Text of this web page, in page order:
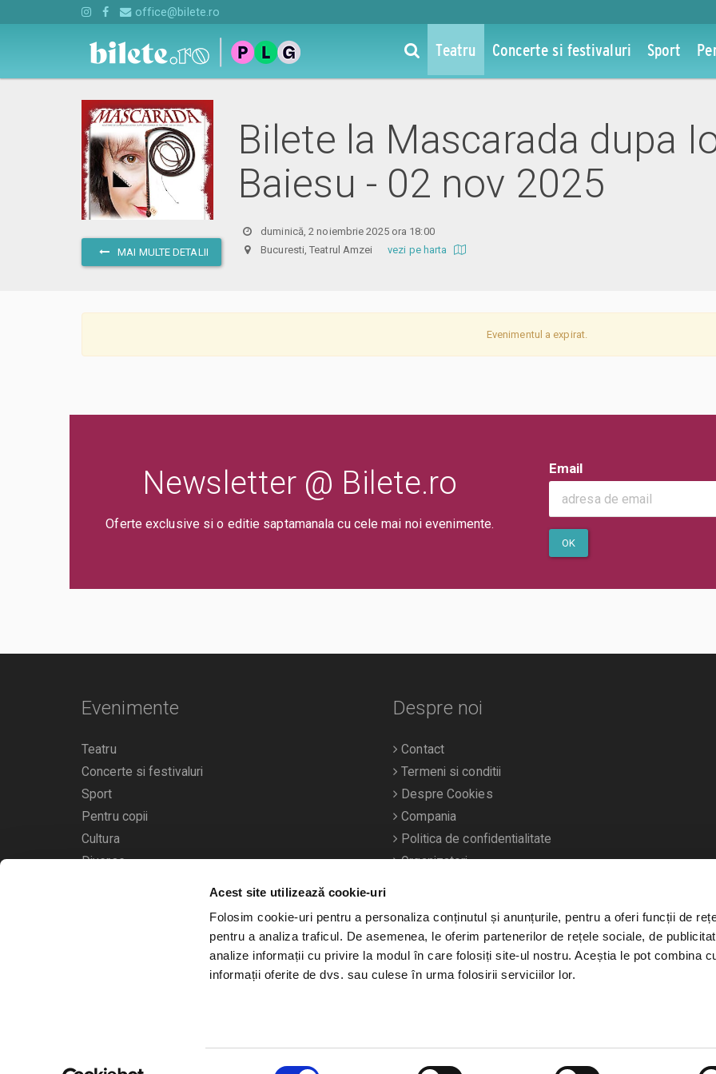
Acest site utilizează cookie-uri
Folosim cookie-uri pentru a personaliza conținutul și anunțurile, pentru a oferi funcții de
pentru a analiza traficul. De asemenea, le oferim partenerilor de rețele sociale, de
analize informații cu privire la modul în care folosiți site-ul nostru. Aceștia le pot combina
informații oferite de dvs. sau culese în urma folosirii serviciilor lor.
office@bilete.ro
Teatru Concerte si festivaluri Sport
MAI MULTE DETALII
Bilete la Mascarada dupa
Baiesu - 02 nov 2025
duminică, 2 noiembrie 2025 ora 18:00
Bucuresti, Teatrul Amzeivezi pe harta
Evenimentul a expirat.
Newsletter @ Bilete.ro
Oferte exclusive si o editie saptamanala cu cele mai noi evenimente.
Email
OK
Evenimente
Teatru
Concerte si festivaluri
Sport
Pentru copii
Cultura
Diverse
Calendarul evenimentelor
Despre noi
Contact
Termeni si conditii
Despre Cookies
Compania
Politica de confidentialitate
Organizatori
Bilete.ro